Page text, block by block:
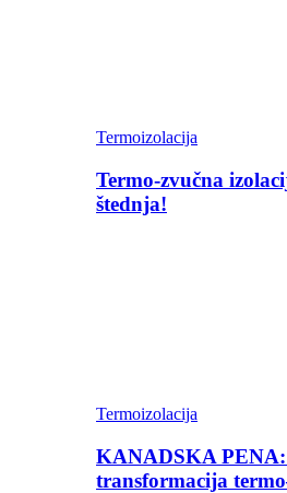
Termoizolacija
Termo-zvučna
štednja!
Termoizolacija
KANADSKA
transformacija